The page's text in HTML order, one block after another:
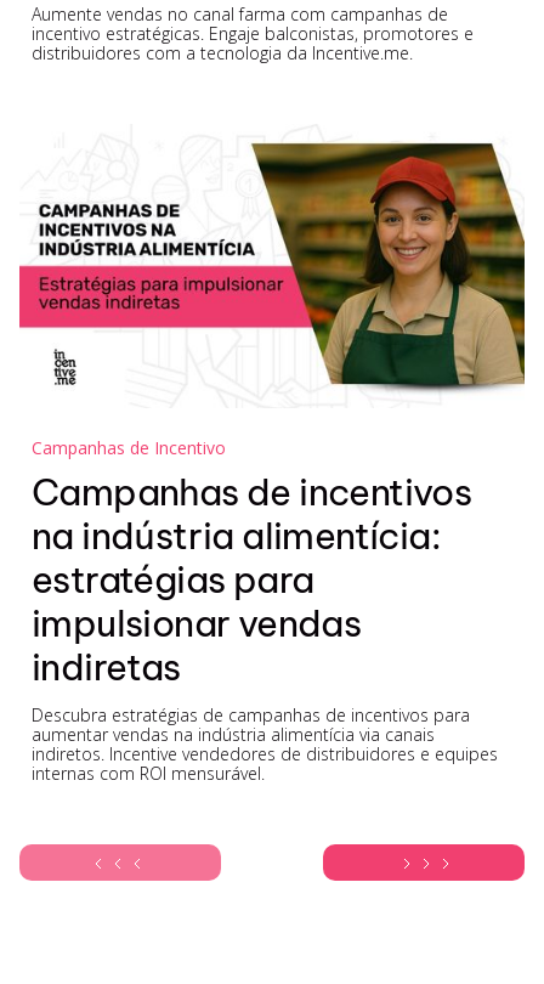
Aumente vendas no canal farma com campanhas de
incentivo estratégicas. Engaje balconistas, promotores e
distribuidores com a tecnologia da Incentive.me.
Campanhas de Incentivo
Campanhas de incentivos
na indústria alimentícia:
estratégias para
impulsionar vendas
indiretas
Descubra estratégias de campanhas de incentivos para
aumentar vendas na indústria alimentícia via canais
indiretos. Incentive vendedores de distribuidores e equipes
internas com ROI mensurável.